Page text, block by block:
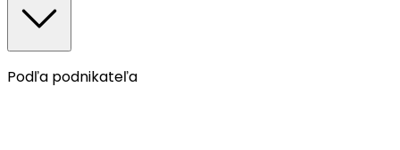
Podľa podnikateľa